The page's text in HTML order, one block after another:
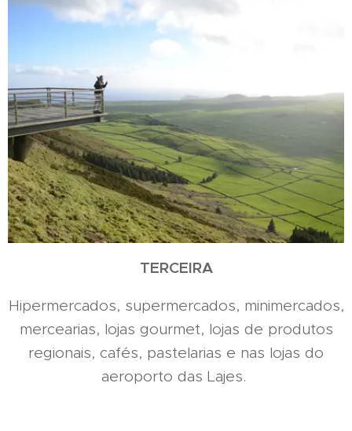
TERCEIRA
Hipermercados, supermercados, minimercados,
mercearias, lojas gourmet, lojas de produtos
regionais, cafés, pastelarias e nas lojas do
aeroporto das Lajes.